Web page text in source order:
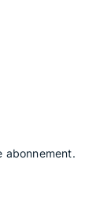
abonnement.